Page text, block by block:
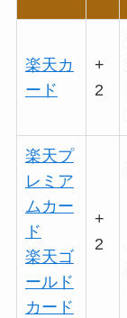
楽天カ
ード
+
2
楽天プ
レミア
ムカー
ド
楽天ゴ
ールド
カード
+
2